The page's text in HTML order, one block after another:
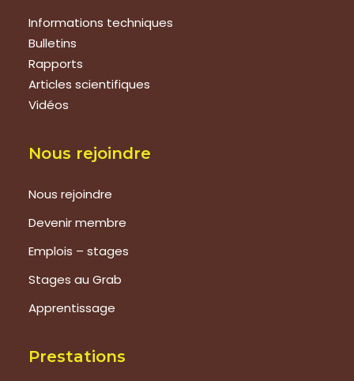
Informations techniques
Bulletins
Rapports
Articles scientifiques
Vidéos
Nous rejoindre
Nous rejoindre
Devenir membre
Emplois – stages
Stages au Grab
Apprentissage
Prestations